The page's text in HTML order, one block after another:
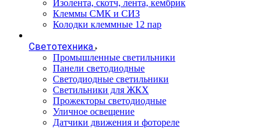
Изолента, скотч, лента, кембрик
Клеммы СМК и СИЗ
Колодки клеммные 12 пар
Светотехника
Промышленные светильники
Панели светодиодные
Светодиодные светильники
Светильники для ЖКХ
Прожекторы светодиодные
Уличное освещение
Датчики движения и фотореле